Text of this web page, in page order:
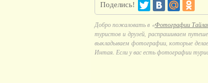
Поделись!
Добро пожаловать в «Фотографии
туристов и друзей, распрашиваем
выкладываем фотографии, которые
Интая. Если у вас есть фотографии